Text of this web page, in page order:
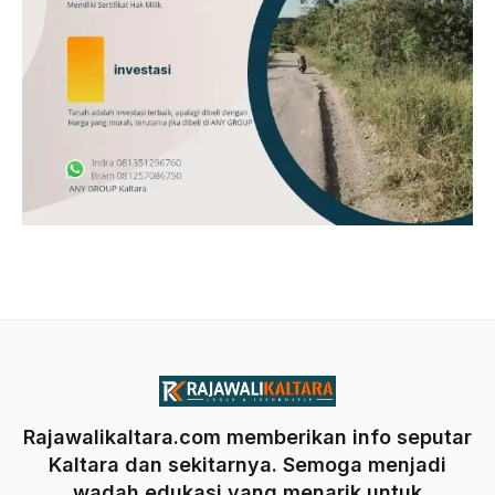
Rajawalikaltara.com memberikan info seputar
Kaltara dan sekitarnya. Semoga menjadi